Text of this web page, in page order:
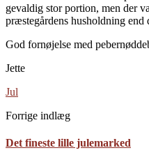
gevaldig stor portion, men der
præstegårdens husholdning end
God fornøjelse med
Jette
Jul
Forrige indlæg
Det fineste lille julemarked